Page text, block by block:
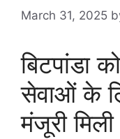
March 31, 2025
बिटपांडा
सेवाओं के
मंजूरी मिली